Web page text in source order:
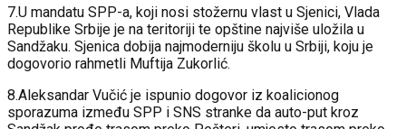
7.U mandatu SPP-a, koji nosi stožernu vlast u Sjenici, Vlada
Republike Srbije je na teritoriji te opštine najviše uložila u
Sandžaku. Sjenica dobija najmoderniju školu u Srbiji, koju je
dogovorio rahmetli Muftija Zukorlić.
8.Aleksandar Vučić je ispunio dogovor iz koalicionog
sporazuma između SPP i SNS stranke da auto-put kroz